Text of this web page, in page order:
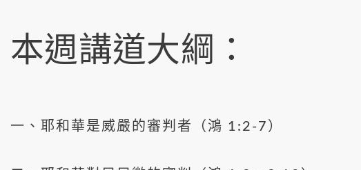
本週講道大綱：
一、耶和華是威嚴的審判者（鴻 1:2-7）